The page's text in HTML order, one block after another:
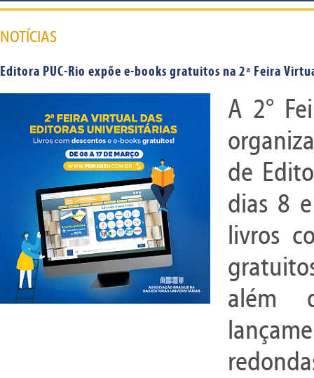
NOTÍCIAS
Editora PUC-Rio expõe e-books gratuitos na 2ª Feira
A 2°
de
dias 8
livros
além